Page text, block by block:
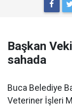
Başkan
sahada
Buca Belediye
Veteriner İşleri